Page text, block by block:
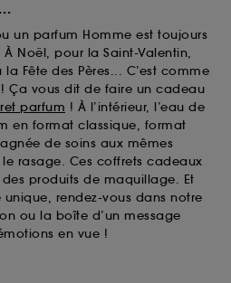
un parfum Homme est toujours
Noël, pour la Saint-Valentin,
Fête des Pères... C’est comme
Ça vous dit de faire un cadeau
parfum ! À l’intérieur, l’eau de
en format classique, format
de soins aux mêmes
rasage. Ces coffrets cadeaux
produits de maquillage. Et
rendez-vous dans notre
ou la boîte d’un message
en vue !